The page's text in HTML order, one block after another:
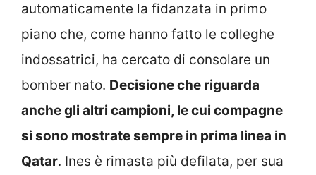
automaticamente la fidanzata in primo
piano che, come hanno fatto le colleghe
indossatrici, ha cercato di consolare un
bomber nato. Decisione che riguarda
anche gli altri campioni, le cui compagne
si sono mostrate sempre in prima linea in
Qatar. Ines è rimasta più defilata, per sua